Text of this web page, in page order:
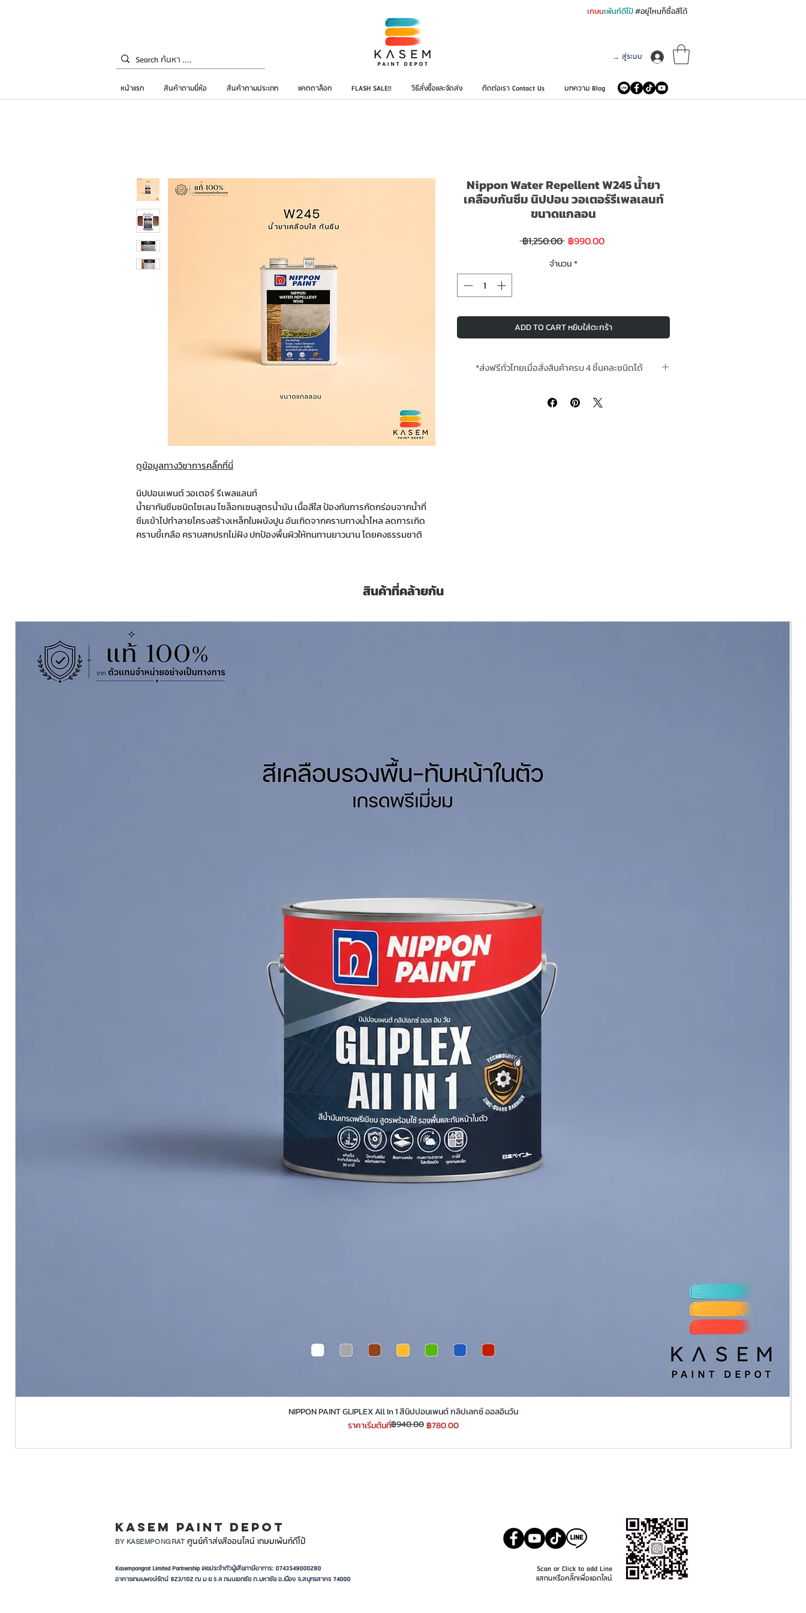
เกษมเพ้นท์ดีโป้#อยู่ไหนก็ซื้อสีได้
เข้าสู่ระบบ
หน้าแรก สินค้าตามยี่ห้อ สินค้าตามประเภท แคตตาล็อก FLASH SALE!! วิธีสั่งซื้อและจัดส่ง ติดต่อเรา Contact Us บทความ Blog
ดูข้อมูลทางวิชาการคลิ๊กที่นี่
นิปปอนเพนต์ วอเตอร์ รีเพลแลนท์
น้ำยากันซึมชนิดไซเลน ไซล็อกเซนสูตรน้ำมัน เนื้อสีใส ป้องกันการกัดกร่อนจากน้ำที่
ซึมเข้าไปทำลายโครงสร้างเหล็กในผนังปูน อันเกิดจากคราบทางน้ำไหล ลดการเกิด
คราบขี้เกลือ คราบสกปรกไม่ฝัง ปกป้องพื้นผิวให้ทนทานยาวนาน โดยคงธรรมชาติ
- สามารถเคลือบบนพื้นผิววัสดุได้หลากหลายและเคลือบได้แม้บนหิน
ธรรมชาติทุกชนิด
- ให้ความสวยงามแบบธรรมชาติของพื้นผิว
- ป้องกันเชื้อราและตะไคร่น้ำ
Nippon Water Repellent W245 น้ำยา
เคลือบกันซึม นิปปอน วอเตอร์รีเพลเลนท์
ขนาดแกลอน
฿1,250.00 ราคา
฿990.00ราคา
จำนวน*
ADD TO CART หยิบใส่ตะกร้า
*ส่งฟรีทั่วไทยเมื่อสั่งสินค้าครบ 4 ชิ้นคละชนิดได้
สินค้าที่คล้ายกัน
​​​​​​​NIPPON PAINT GLIPLEX All In 1 สีนิปปอนเพนต์ กลิปเลกซ์ ออลอินวัน
ราคาเริ่มต้นที่
ราคาปกติ ฿940.00 ฿780.00
ราคาขายลด
KASEM PAINT DEPOT
BY KASEMPONGRAT ศูนย์ค้าส่งสีออนไลน์ เกษมเพ้นท์ดีโป้
Kasempongrat Limited Partnership เลขประจำตัวผู้เสียภาษีอาการ: 0743549000280
อาคารเกษมพงษ์รัตน์ 923/102 ฒ ม ย ร ล ถนนเอกชัย ต.มหาชัย อ.เมือง จ.สมุทรสาคร 74000
Scan or Click to add Line
แสกนหรือคลิ๊กเพื่อแอดไลน์